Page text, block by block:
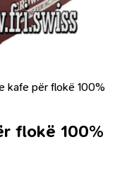
kafe për flokë 100%
flokë 100%